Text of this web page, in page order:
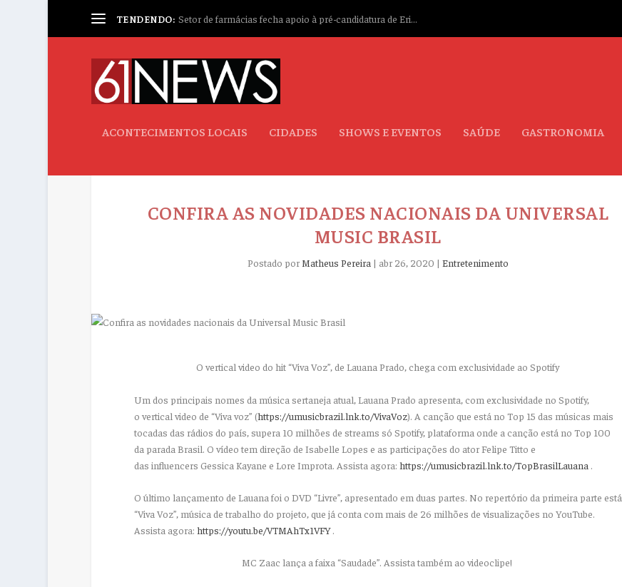
TENDENDO: Setor de farmácias fecha apoio à pré-candidatura de Eri...
ACONTECIMENTOS LOCAIS CIDADES SHOWS E EVENTOS SAÚDE GASTRONOMIA
CONFIRA AS NOVIDADES NACIONAIS DA UNIVERSAL
MUSIC BRASIL
Postado por Matheus Pereira | abr 26, 2020 | Entretenimento
Overtical video do hit “Viva Voz”, deLauana Prado, chega com exclusividade ao Spotify
Um dos principais nomes da música sertaneja atual,Lauana Prado apresenta, com exclusividade no Spotify,
o vertical video de “Viva voz” (https://umusicbrazil.lnk.to/VivaVoz). A canção que está no Top 15 das músicas mais
tocadas das rádios do país, supera 10 milhões de streams só Spotify, plataforma onde a canção está no Top 100
da parada Brasil. O vídeo tem direção de Isabelle Lopes e as participações do ator Felipe Titto e
das influencers Gessica Kayane e Lore Improta. Assista agora: https://umusicbrazil.lnk.to/TopBrasilLauana .
O último lançamento de Lauana foi o DVD “Livre”, apresentado em duas partes. No repertório da primeira parte está
“Viva Voz”, música de trabalho do projeto, que já conta com mais de 26 milhões de visualizações no YouTube.
Assista agora: https://youtu.be/VTMAhTx1VFY.
MC Zaac lança a faixa “Saudade”. Assista também ao videoclipe!